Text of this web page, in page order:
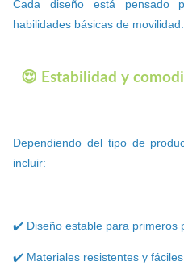
Cada diseño está pensado
habilidades básicas de movilidad.
😌 Estabilidad y
Dependiendo del tipo de
incluir:
✔️ Diseño estable para primeros
✔️ Materiales resistentes y